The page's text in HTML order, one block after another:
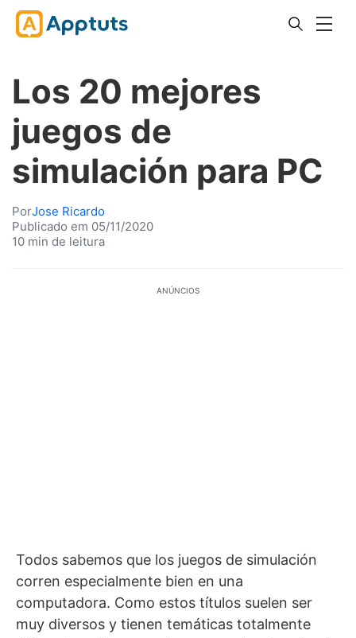
Los 20 mejores
juegos de
simulación para PC
PorJose Ricardo
Publicado em 05/11/2020
10 min de leitura
ANÚNCIOS
Todos sabemos que los juegos de simulación
corren especialmente bien en una
computadora. Como estos títulos suelen ser
muy diversos y tienen temáticas totalmente